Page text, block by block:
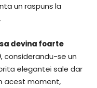
un raspuns la
devina foarte
, considerandu-se un
elegantei sale dar
acest moment,